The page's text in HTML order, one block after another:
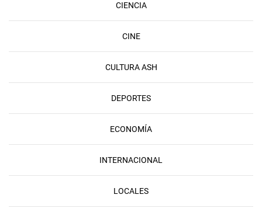
CIENCIA
CINE
CULTURA ASH
DEPORTES
ECONOMÍA
INTERNACIONAL
LOCALES